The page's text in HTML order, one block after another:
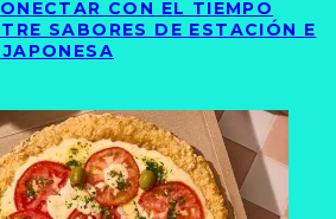
CON EL TIEMPO
SABORES DE ESTACIÓN E